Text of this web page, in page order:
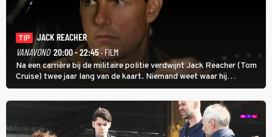
TIP
JACK REACHER
VANAVOND 20:00 - 22:45· FILM
Na een carrière bij de militaire politie verdwijnt Jack Reacher (Tom
Cruise) twee jaar lang van de kaart. Niemand weet waar hij
uithangt, totdat moordverdachte James Barr naar hem vraagt.